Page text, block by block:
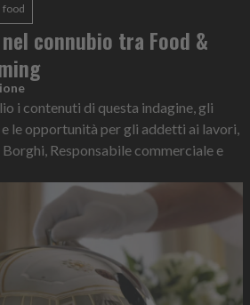
food
connubio tra Food &
i contenuti di questa indagine, gli
le opportunità per gli addetti ai lavori,
Responsabile commerciale e